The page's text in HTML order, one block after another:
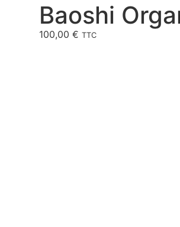
Baoshi
100,00€ TTC